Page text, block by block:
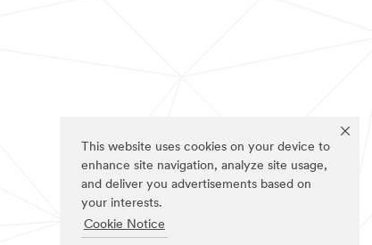
This website uses cookies on your device to
enhance site navigation, analyze site usage,
and deliver you advertisements based on
your interests.
Cookie Notice